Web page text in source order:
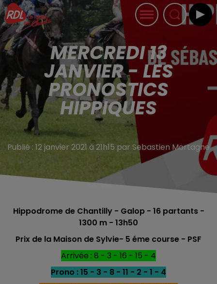
MERCREDI 13
JANVIER - LES
PRONOSTICS
HIPPIQUES
Publié : 12 janvier 2021 à 21h15 par Sebastien Mortagne
Hippodrome de Chantilly - Galop - 16 partants -
1300 m - 13h50
Prix de la Maison de Sylvie- 5 éme course - PSF
Arrivée : 8 - 3 - 16 - 15 - 4
Prono : 15 - 3 - 8 - 11 - 2 - 1 - 4